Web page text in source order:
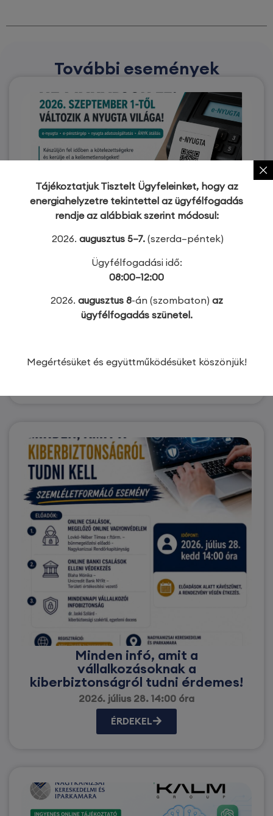
További események
Változások az adózásban! 2026.
szeptember 1-től esedékes
Minden infó, amit a
vállalkozásoknak a
kiberbiztonságról tudni érdemes!
2026. július 28. 14:00 óra
ÉRDEKEL
Tájékoztatjuk Tisztelt Ügyfeleinket, hogy az
energiahelyzetre tekintettel az ügyfélfogadás
rendje az alábbiak szerint módosul:
2026. augusztus 5–7. (szerda–péntek)
Ügyfélfogadási idő:
08:00–12:00
2026. augusztus 8-án (szombaton) az
ügyfélfogadás szünetel.
Megértésüket és együttműködésüket köszönjük!